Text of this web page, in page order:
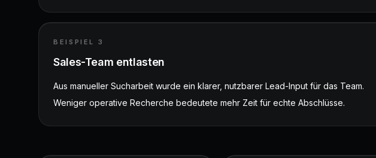
# uptime: 99.98%
BEISPIEL 3
Sales-Team entlasten
Aus manueller Sucharbeit wurde ein klarer, nutzbarer Lead-Input für das Team.
Weniger operative Recherche bedeutete mehr Zeit für echte Abschlüsse.